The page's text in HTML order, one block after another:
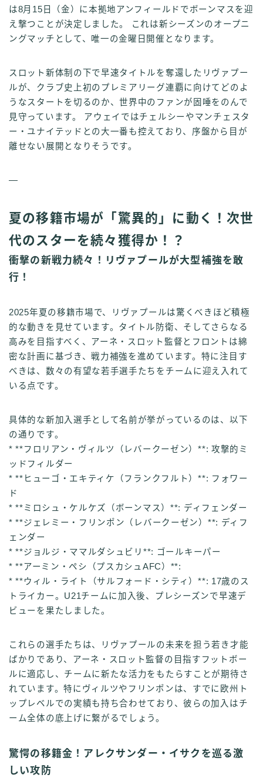
は8月15日（金）に本拠地アンフィールドでボーンマスを迎
え撃つことが決定しました。 これは新シーズンのオープニ
ングマッチとして、唯一の金曜日開催となります。
スロット新体制の下で早速タイトルを奪還したリヴァプー
ルが、クラブ史上初のプレミアリーグ連覇に向けてどのよ
うなスタートを切るのか、世界中のファンが固唾をのんで
見守っています。 アウェイではチェルシーやマンチェスタ
ー・ユナイテッドとの大一番も控えており、序盤から目が
離せない展開となりそうです。
—
夏の移籍市場が「驚異的」に動く！次世
代のスターを続々獲得か！？
衝撃の新戦力続々！リヴァプールが大型補強を敢
行！
2025年夏の移籍市場で、リヴァプールは驚くべきほど積極
的な動きを見せています。タイトル防衛、そしてさらなる
高みを目指すべく、アーネ・スロット監督とフロントは綿
密な計画に基づき、戦力補強を進めています。特に注目す
べきは、数々の有望な若手選手たちをチームに迎え入れて
いる点です。
具体的な新加入選手として名前が挙がっているのは、以下
の通りです。
* **フロリアン・ヴィルツ（レバークーゼン）**: 攻撃的ミ
ッドフィルダー
* **ヒューゴ・エキティケ（フランクフルト）**: フォワー
ド
* **ミロシュ・ケルケズ（ボーンマス）**: ディフェンダー
* **ジェレミー・フリンポン（レバークーゼン）**: ディフ
ェンダー
* **ジョルジ・ママルダシュビリ**: ゴールキーパー
* **アーミン・ペシ（プスカシュAFC）**:
* **ウィル・ライト（サルフォード・シティ）**: 17歳のス
トライカー。U21チームに加入後、プレシーズンで早速デ
ビューを果たしました。
これらの選手たちは、リヴァプールの未来を担う若き才能
ばかりであり、アーネ・スロット監督の目指すフットボー
ルに適応し、チームに新たな活力をもたらすことが期待さ
れています。特にヴィルツやフリンポンは、すでに欧州ト
ップレベルでの実績も持ち合わせており、彼らの加入はチ
ーム全体の底上げに繋がるでしょう。
驚愕の移籍金！アレクサンダー・イサクを巡る激
しい攻防